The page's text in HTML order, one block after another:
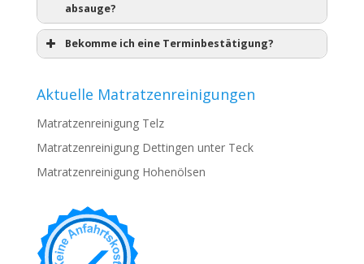
absauge?
Bekomme ich eine Terminbestätigung?
Aktuelle Matratzenreinigungen
Matratzenreinigung Telz
Matratzenreinigung Dettingen unter Teck
Matratzenreinigung Hohenölsen